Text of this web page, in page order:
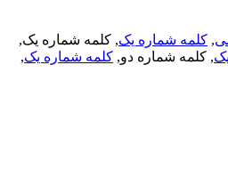
, کلمه شماره یک, کلمه شماره یک,
, کلمه شماره دو,کلمه شماره یک,